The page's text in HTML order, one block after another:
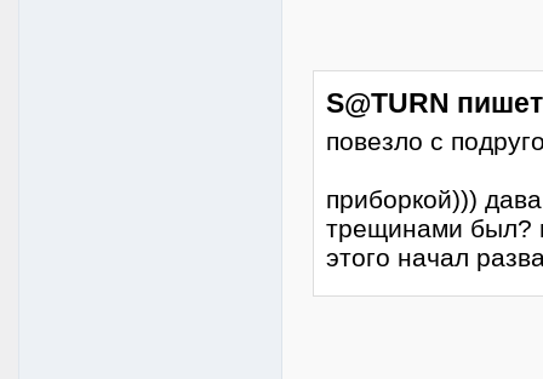
S@TURN
повезло с
приборкой)))
трещинами был?
этого начал